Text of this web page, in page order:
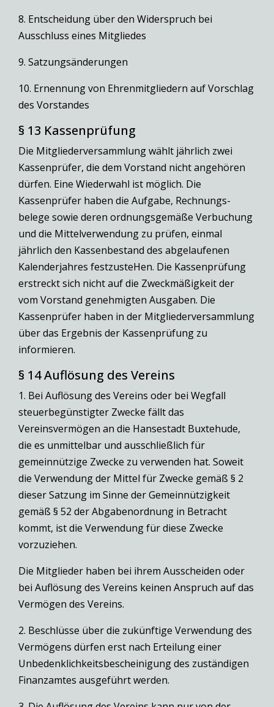
8. Entscheidung über den Widerspruch bei
Ausschluss eines Mitgliedes
9. Satzungsänderungen
10. Ernennung von Ehrenmitgliedern auf Vorschlag
des Vorstandes
§ 13 Kassenprüfung
Die Mitgliederversammlung wählt jährlich zwei
Kassenprüfer, die dem Vorstand nicht angehören
dürfen. Eine Wiederwahl ist möglich. Die
Kassenprüfer haben die Aufgabe, Rechnungs-
belege sowie deren ordnungsgemäße Verbuchung
und die Mittelverwendung zu prüfen, einmal
jährlich den Kassenbestand des abgelaufenen
Kalenderjahres festzusteHen. Die Kassenprüfung
erstreckt sich nicht auf die Zweckmäßigkeit der
vom Vorstand genehmigten Ausgaben. Die
Kassenprüfer haben in der Mitgliederversammlung
über das Ergebnis der Kassenprüfung zu
informieren.
§ 14 Auflösung des Vereins
1. Bei Auflösung des Vereins oder bei Wegfall
steuerbegünstigter Zwecke fällt das
Vereinsvermögen an die Hansestadt Buxtehude,
die es unmittelbar und ausschließlich für
gemeinnützige Zwecke zu verwenden hat. Soweit
die Verwendung der Mittel für Zwecke gemäß § 2
dieser Satzung im Sinne der Gemeinnützigkeit
gemäß § 52 der Abgabenordnung in Betracht
kommt, ist die Verwendung für diese Zwecke
vorzuziehen.
Die Mitglieder haben bei ihrem Ausscheiden oder
bei Auflösung des Vereins keinen Anspruch auf das
Vermögen des Vereins.
2. Beschlüsse über die zukünftige Verwendung des
Vermögens dürfen erst nach Erteilung einer
Unbedenklichkeitsbescheinigung des zuständigen
Finanzamtes ausgeführt werden.